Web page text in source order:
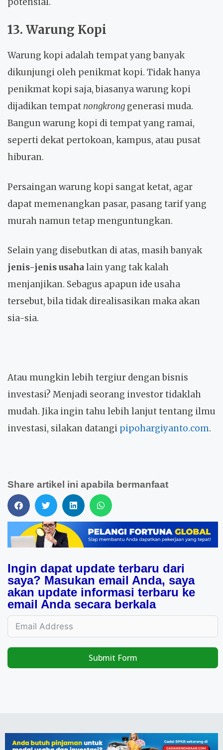
13. Warung Kopi
Warung kopi adalah tempat yang banyak
dikunjungi oleh penikmat kopi. Tidak hanya
penikmat kopi saja, biasanya warung kopi
dijadikan tempat nongkrong generasi muda.
Bangun warung kopi di tempat yang ramai,
seperti dekat pertokoan, kampus, atau pusat
hiburan.
Persaingan warung kopi sangat ketat, agar
dapat memenangkan pasar, pasang tarif yang
murah namun tetap menguntungkan.
Selain yang disebutkan di atas, masih banyak
jenis-jenis usaha lain yang tak kalah
menjanjikan. Sebagus apapun ide usaha
tersebut, bila tidak direalisasikan maka akan
sia-sia.
Atau mungkin lebih tergiur dengan bisnis
investasi? Menjadi seorang investor tidaklah
mudah. Jika ingin tahu lebih lanjut tentang ilmu
investasi, silakan datangi pipohargiyanto.com.
Share artikel ini apabila bermanfaat
Ingin dapat update terbaru dari
saya? Masukan email Anda, saya
akan update informasi terbaru ke
email Anda secara berkala
Submit Form